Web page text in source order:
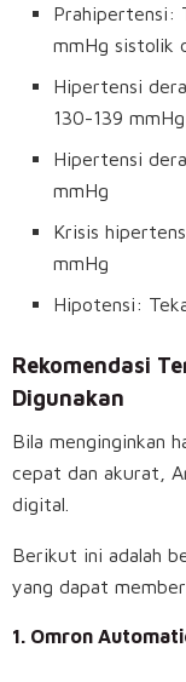
Prahipertensi:
mmHg sistolik
Hipertensi
130-139
Hipertensi
mmHg
Krisis
mmHg
Hipotensi:
Rekomendasi
Digunakan
Bila menginginkan
cepat dan akurat,
digital.
Berikut ini adalah
yang dapat
1. Omron